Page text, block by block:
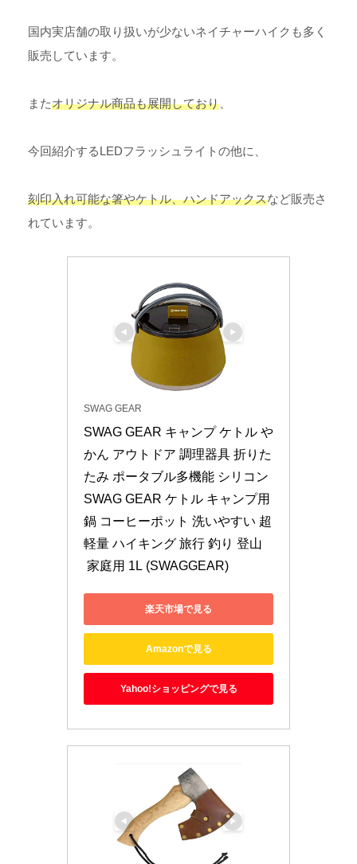
国内実店舗の取り扱いが少ないネイチャーハイクも多く
販売しています。
またオリジナル商品も展開しており、
今回紹介するLEDフラッシュライトの他に、
刻印入れ可能な箸やケトル、ハンドアックスなど販売さ
れています。
SWAG GEAR
SWAG GEAR キャンプ ケトル や
かん アウトドア 調理器具 折りた
たみ ポータブル多機能 シリコン
SWAG GEAR ケトル キャンプ用
鍋 コーヒーポット 洗いやすい 超
軽量 ハイキング 旅行 釣り 登山
家庭用 1L (SWAGGEAR)
楽天市場で見る
Amazonで見る
Yahoo!ショッピングで見る